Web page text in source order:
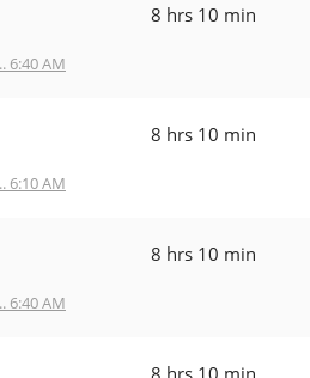
6:40 AM
8 hrs 10 min
6:10 AM
8 hrs 10 min
6:40 AM
8 hrs 10 min
8 hrs 10 min